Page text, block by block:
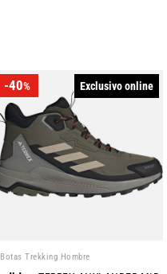
-40% Exclusivo online
Botas Trekking Hombre